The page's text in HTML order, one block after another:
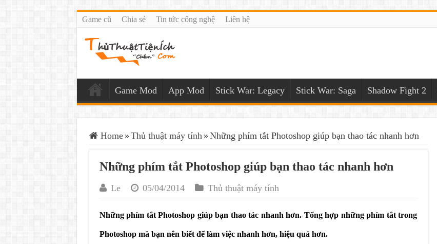
Game cũ Chia sẻ Tin tức công nghệ Liên hệ
Game Mod App Mod Stick War: Legacy Stick War: Saga Shadow Fight 2
Home » Thủ thuật máy tính » Những phím tắt Photoshop giúp bạn thao tác nhanh hơn
Những phím tắt Photoshop giúp bạn thao tác nhanh hơn
Le 05/04/2014 Thủ thuật máy tính
Những phím tắt Photoshop giúp bạn thao tác nhanh hơn. Tổng hợp những phím tắt trong
Photoshop mà bạn nên biết để làm việc nhanh hơn, hiệu quả hơn.